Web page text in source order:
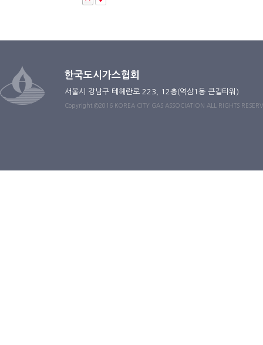
한국도시가스협회
서울시 강남구 테헤란로 223, 12층(역삼1동 큰길타워)
Copyright ©2016 KOREA CITY GAS ASSOCIATION ALL RIGHTS